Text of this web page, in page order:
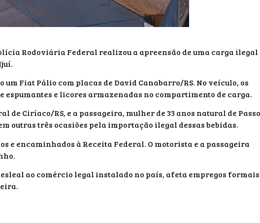
Rodoviária Federal realizou a apreensão de uma carga ilegal
Fiat Pálio com placas de David Canabarro/RS. No veículo, os
espumantes e licores armazenadas no compartimento de carga.
de Ciríaco/RS, e a passageira, mulher de 33 anos natural de Passo
outras três ocasiões pela importação ilegal dessas bebidas.
e encaminhados à Receita Federal. O motorista e a passageira
ao comércio legal instalado no país, afeta empregos formais